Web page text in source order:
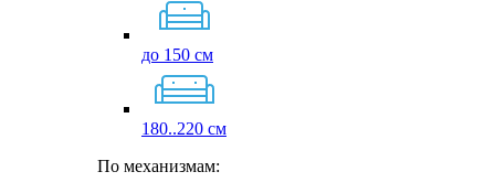
до 150 см
180..220 см
По механизмам: